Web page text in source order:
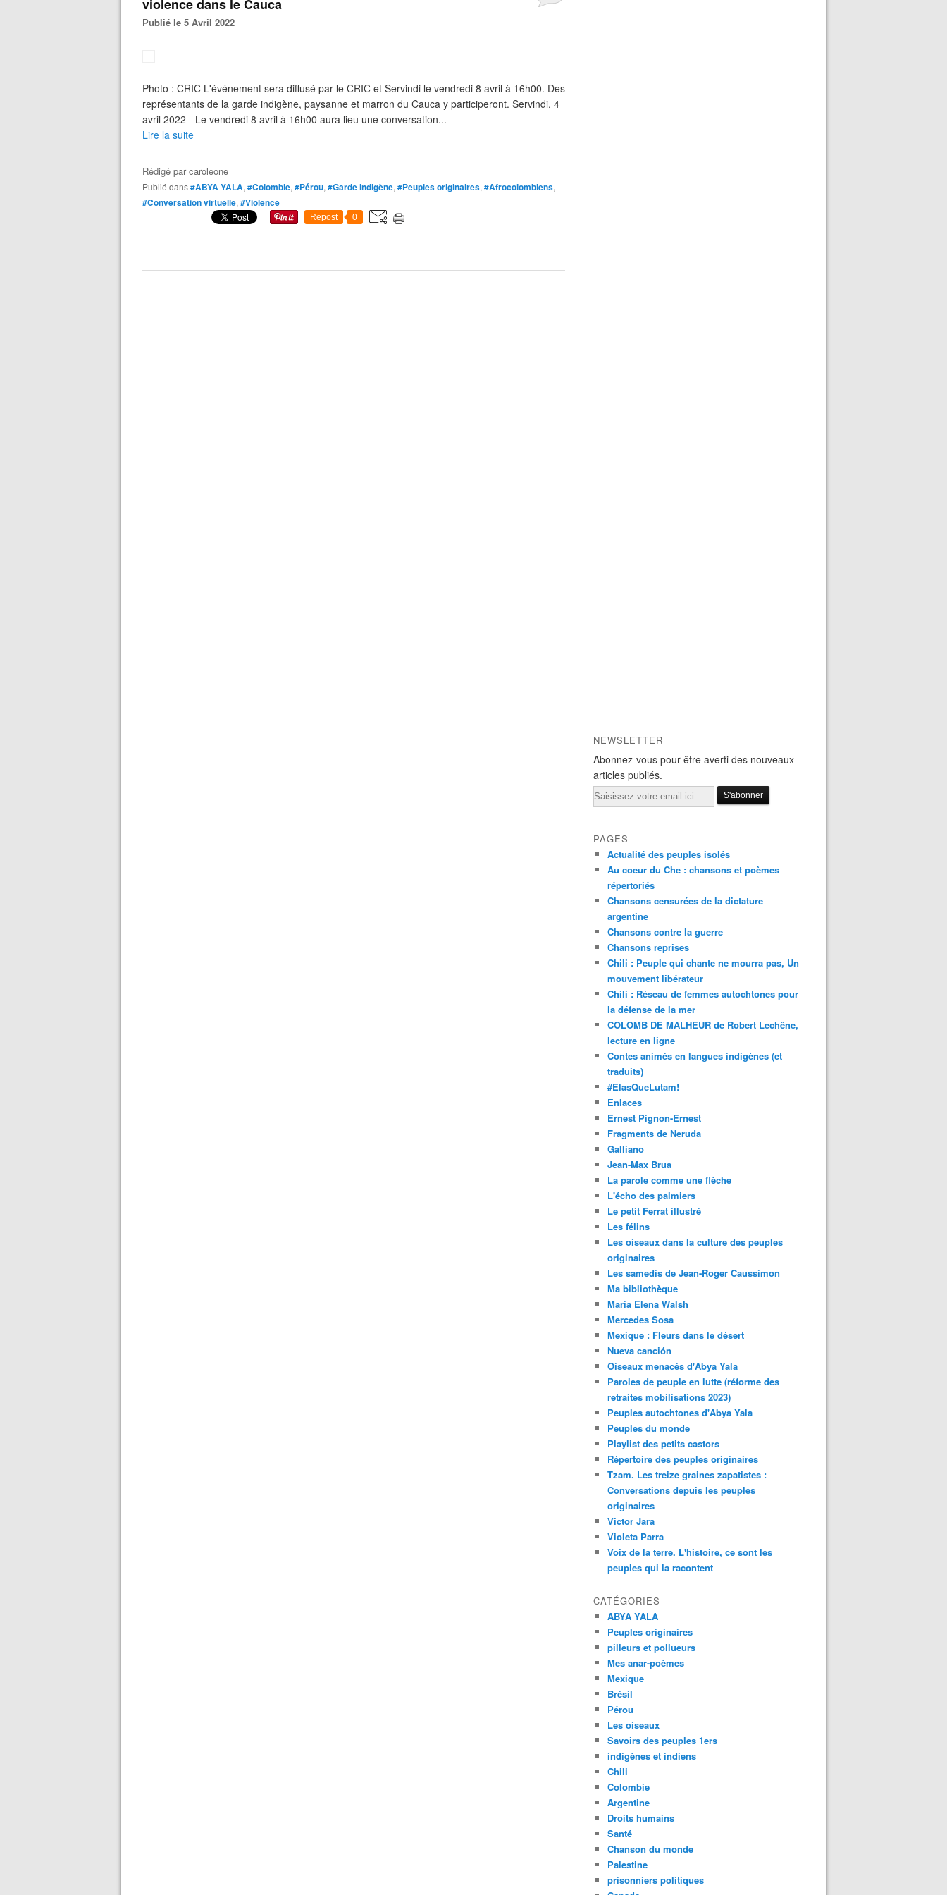
violence dans le Cauca
Publié le 5 Avril 2022
Photo : CRIC L'événement sera diffusé par le CRIC et Servindi le vendredi 8 avril à 16h00. Des
représentants de la garde indigène, paysanne et marron du Cauca y participeront. Servindi, 4
avril 2022 - Le vendredi 8 avril à 16h00 aura lieu une conversation...
Lire la suite
Rédigé parcaroleone
Publié dans#ABYA YALA, #Colombie, #Pérou, #Garde indigène, #Peuples originaires, #Afrocolombiens,
#Conversation virtuelle, #Violence
Repost 0
NEWSLETTER
Abonnez-vous pour être averti des nouveaux
articles publiés.
Email
PAGES
Actualité des peuples isolés
Au coeur du Che : chansons et poèmes
répertoriés
Chansons censurées de la dictature
argentine
Chansons contre la guerre
Chansons reprises
Chili : Peuple qui chante ne mourra pas, Un
mouvement libérateur
Chili : Réseau de femmes autochtones pour
la défense de la mer
COLOMB DE MALHEUR de Robert Lechêne,
lecture en ligne
Contes animés en langues indigènes (et
traduits)
#ElasQueLutam!
Enlaces
Ernest Pignon-Ernest
Fragments de Neruda
Galliano
Jean-Max Brua
La parole comme une flèche
L'écho des palmiers
Le petit Ferrat illustré
Les félins
Les oiseaux dans la culture des peuples
originaires
Les samedis de Jean-Roger Caussimon
Ma bibliothèque
Maria Elena Walsh
Mercedes Sosa
Mexique : Fleurs dans le désert
Nueva canción
Oiseaux menacés d'Abya Yala
Paroles de peuple en lutte (réforme des
retraites mobilisations 2023)
Peuples autochtones d'Abya Yala
Peuples du monde
Playlist des petits castors
Répertoire des peuples originaires
Tzam. Les treize graines zapatistes :
Conversations depuis les peuples
originaires
Victor Jara
Violeta Parra
Voix de la terre. L'histoire, ce sont les
peuples qui la racontent
CATÉGORIES
ABYA YALA
Peuples originaires
pilleurs et pollueurs
Mes anar-poèmes
Mexique
Brésil
Pérou
Les oiseaux
Savoirs des peuples 1ers
indigènes et indiens
Chili
Colombie
Argentine
Droits humains
Santé
Chanson du monde
Palestine
prisonniers politiques